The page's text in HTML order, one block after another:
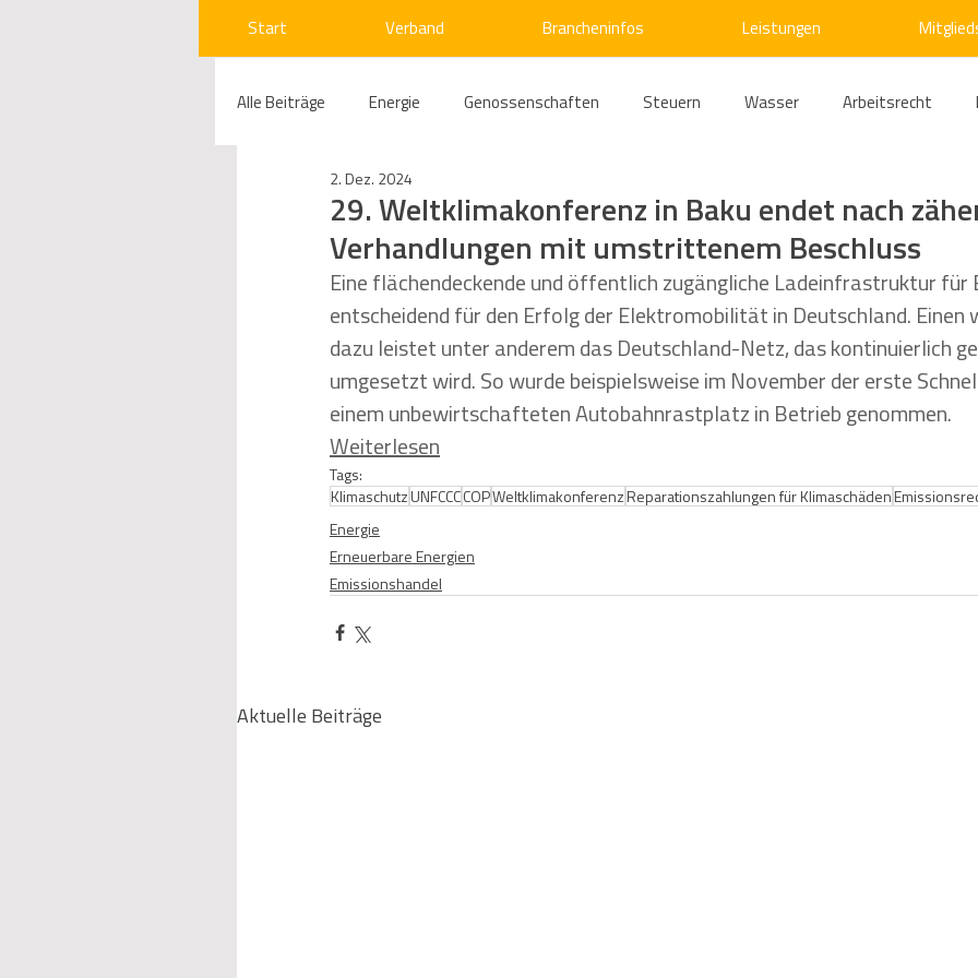
Start Verband Brancheninfos Leistungen
Alle Beiträge Energie Genossenschaften Steuern Wasser Arbeitsrecht
Compliance Gas
Beihilfenrecht Kraftwerke Kälte Verkehr Entsorgung/Abfall
Regulierung Wettbewerbs- und Kartellrecht Europarecht Wirtschafts- und
Telekommunikation
29. Weltklimakonferenz in Baku endet nach
Verhandlungen mit umstrittenem Beschluss
2. Dez. 2024
Eine flächendeckende und öffentlich zugängliche Ladeinfrastruktur für
entscheidend für den Erfolg der Elektromobilität in Deutschland. Einen
dazu leistet unter anderem das Deutschland-Netz, das kontinuierlich
umgesetzt wird. So wurde beispielsweise im November der erste
einem unbewirtschafteten Autobahnrastplatz in Betrieb genommen.
Weiterlesen
Tags:
KlimaschutzUNFCCCCOPWeltklimakonferenzReparationszahlungen für Klimaschäden
Energie
Erneuerbare Energien
Emissionshandel
Aktuelle Beiträge